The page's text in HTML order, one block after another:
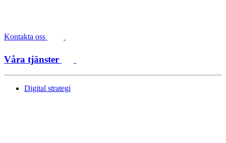
Kontakta oss
Våra tjänster
Digital strategi